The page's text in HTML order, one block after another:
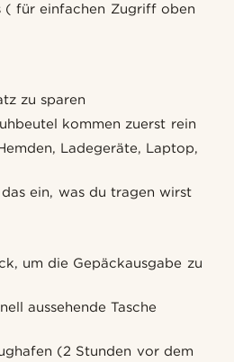
( für einfachen Zugriff oben
zu sparen
kommen zuerst rein
Ladegeräte, Laptop,
ein, was du tragen wirst
um die Gepäckausgabe zu
aussehende Tasche
(2 Stunden vor dem